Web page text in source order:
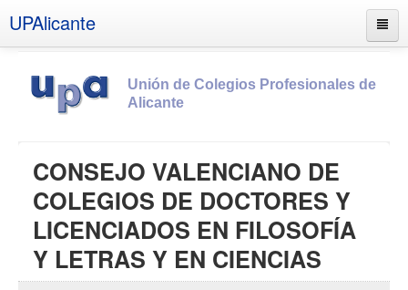
UPAlicante
Unión de Colegios Profesionales de
Alicante
Socios
Estatutos
Documentos
CONSEJO VALENCIANO DE
COLEGIOS DE DOCTORES Y
LICENCIADOS EN FILOSOFÍA
Y LETRAS Y EN CIENCIAS